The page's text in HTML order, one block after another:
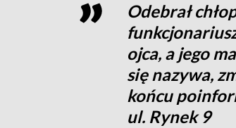
Odebrał
ojca, a jego
się nazywa,
końcu
ul. Rynek 9